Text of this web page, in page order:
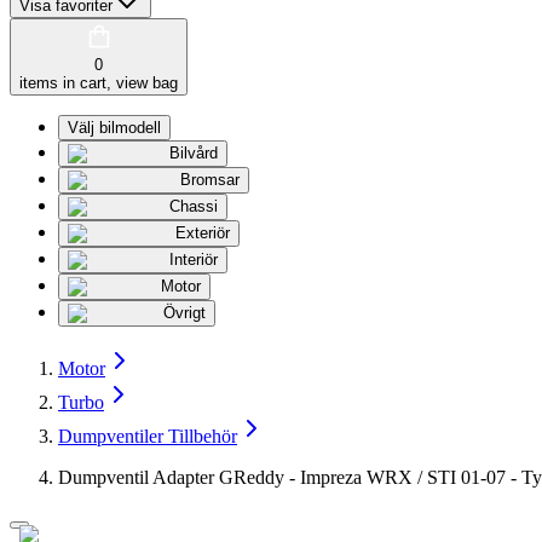
Visa favoriter
0
items in cart, view bag
Välj bilmodell
Bilvård
Bromsar
Chassi
Exteriör
Interiör
Motor
Övrigt
Motor
Turbo
Dumpventiler Tillbehör
Dumpventil Adapter GReddy - Impreza WRX / STI 01-07 -